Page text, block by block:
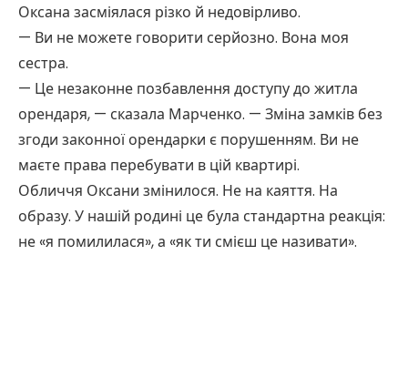
Оксана засміялася різко й недовірливо.
— Ви не можете говорити серйозно. Вона моя
сестра.
— Це незаконне позбавлення доступу до житла
орендаря, — сказала Марченко. — Зміна замків без
згоди законної орендарки є порушенням. Ви не
маєте права перебувати в цій квартирі.
Обличчя Оксани змінилося. Не на каяття. На
образу. У нашій родині це була стандартна реакція:
не «я помилилася», а «як ти смієш це називати».